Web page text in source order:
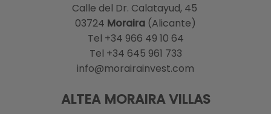
Calle del Dr. Calatayud, 45
03724 Moraira (Alicante)
Tel +34 966 49 10 64
Tel +34 645 961 733
info@morairainvest.com
ALTEA MORAIRA VILLAS